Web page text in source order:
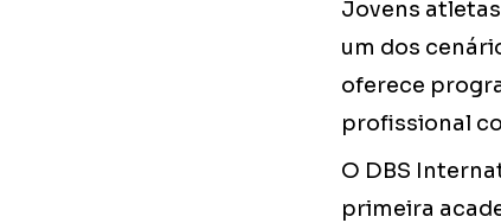
Jovens
um dos
oferece
profissional
O DBS
primeira